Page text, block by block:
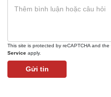
This site is protected by reCAPTCHA and the
Service apply.
Gửi tin